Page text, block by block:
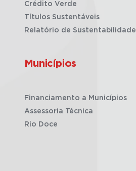
Crédito Verde
Títulos Sustentáveis
Relatório de Sustentabilidade
Municípios
Financiamento a Municípios
Assessoria Técnica
Rio Doce